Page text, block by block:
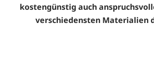
kostengünstig auch
verschiedensten Materialien